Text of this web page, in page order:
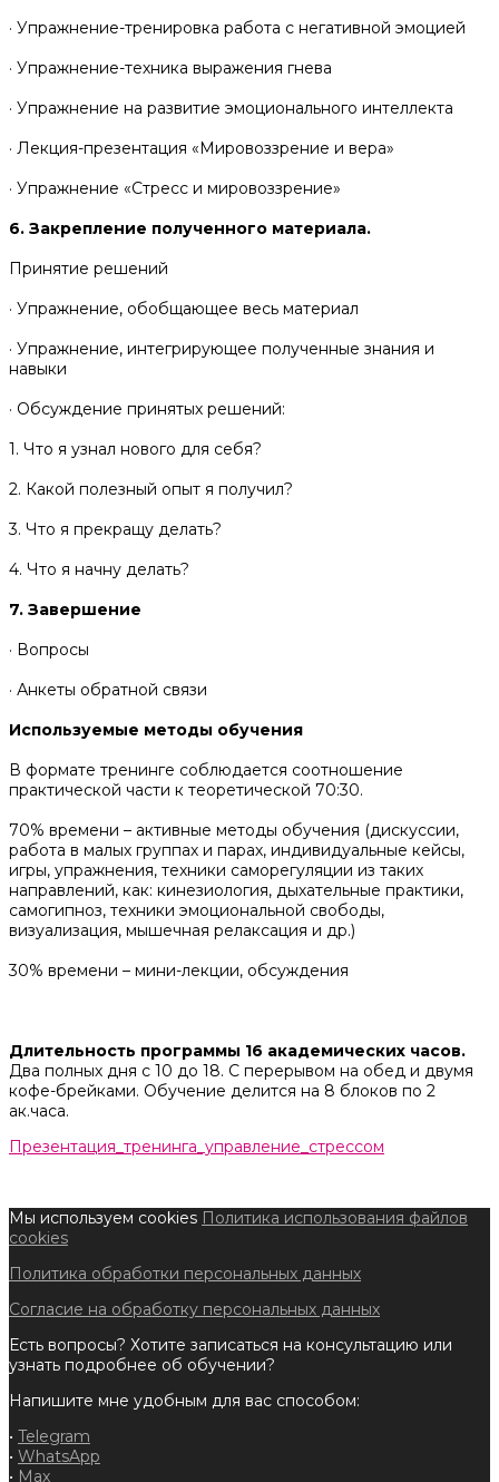
· Упражнение-тренировка работа с негативной эмоцией
· Упражнение-техника выражения гнева
· Упражнение на развитие эмоционального интеллекта
· Лекция-презентация «Мировоззрение и вера»
· Упражнение «Стресс и мировоззрение»
6. Закрепление полученного материала.
Принятие решений
· Упражнение, обобщающее весь материал
· Упражнение, интегрирующее полученные знания и
навыки
· Обсуждение принятых решений:
1. Что я узнал нового для себя?
2. Какой полезный опыт я получил?
3. Что я прекращу делать?
4. Что я начну делать?
7. Завершение
· Вопросы
· Анкеты обратной связи
Используемые методы обучения
В формате тренинге соблюдается соотношение
практической части к теоретической 70:30.
70% времени – активные методы обучения (дискуссии,
работа в малых группах и парах, индивидуальные кейсы,
игры, упражнения, техники саморегуляции из таких
направлений, как: кинезиология, дыхательные практики,
самогипноз, техники эмоциональной свободы,
визуализация, мышечная релаксация и др.)
30% времени – мини-лекции, обсуждения
Длительность программы 16 академических часов.
Два полных дня с 10 до 18. С перерывом на обед и двумя
кофе-брейками. Обучение делится на 8 блоков по 2
ак.часа.
Презентация_тренинга_управление_стрессом
Мы используем cookies Политика использования файлов
cookies
Политика обработки персональных данных
Согласие на обработку персональных данных
Есть вопросы? Хотите записаться на консультацию или
узнать подробнее об обучении?
Напишите мне удобным для вас способом:
• Telegram
• WhatsApp
• Max